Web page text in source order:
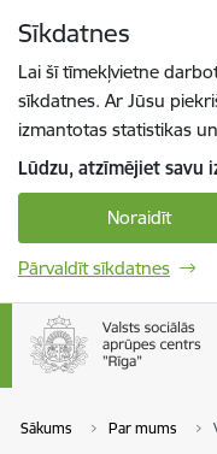
Sīkdatnes
Lai šī tīmekļvietne
sīkdatnes. Ar Jūsu
izmantotas statistikas
Lūdzu, atzīmējiet savu
Noraidīt
Pārvaldīt sīkdatnes
Sākums Par mums